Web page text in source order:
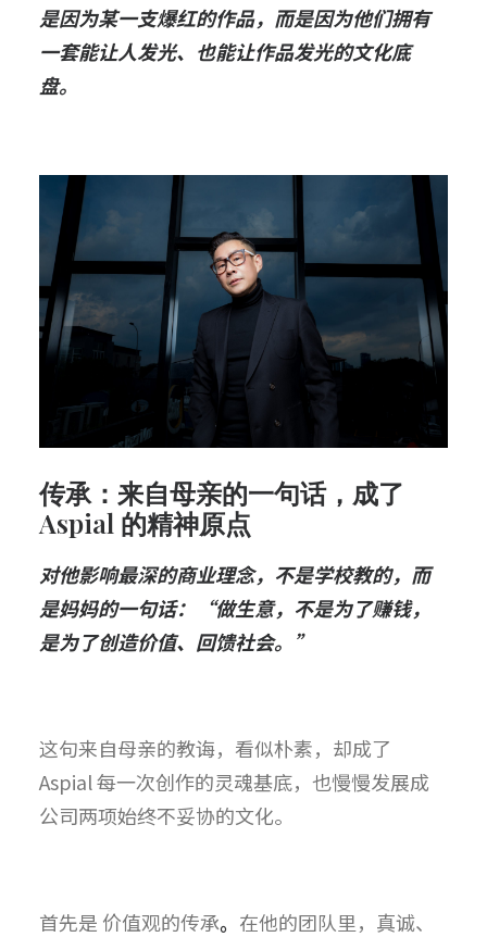
是因为某一支爆红的作品，而是因为他们拥有
一套能让人发光、也能让作品发光的文化底
盘。
传承：来自母亲的一句话，成了
Aspial 的精神原点
对他影响最深的商业理念，不是学校教的，而
是妈妈的一句话：“做生意，不是为了赚钱，
是为了创造价值、回馈社会。”
这句来自母亲的教诲，看似朴素，却成了
Aspial 每一次创作的灵魂基底，也慢慢发展成
公司两项始终不妥协的文化。
首先是 价值观的传承。 在他的团队里，真诚、